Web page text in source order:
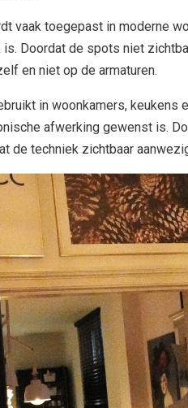
vaak toegepast in moderne
Doordat de spots niet
en niet op de armaturen.
in woonkamers, keukens
afwerking gewenst is.
de techniek zichtbaar